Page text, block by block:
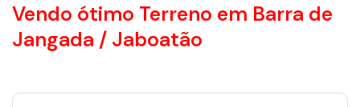
Vendo ótimo Terreno em Barra de
Jangada / Jaboatão